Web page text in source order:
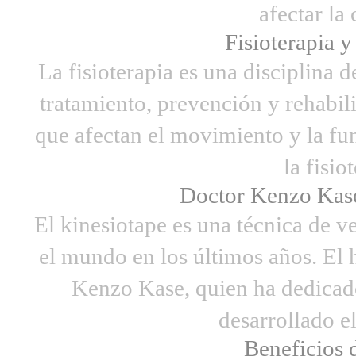
afectar la
Fisioterapia y
La fisioterapia es una disciplina
tratamiento, prevención y
que afectan el movimiento y la
la
Doctor Kenzo
El kinesiotape es una técnica de
el mundo en los últimos años. El
Kenzo Kase, quien ha
desarrollado
Beneficios